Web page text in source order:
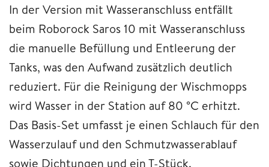
In der Version mit Wasseranschluss entfällt
beim Roborock Saros 10 mit Wasseranschluss
die manuelle Befüllung und Entleerung der
Tanks, was den Aufwand zusätzlich deutlich
reduziert. Für die Reinigung der Wischmopps
wird Wasser in der Station auf 80 °C erhitzt.
Das Basis-Set umfasst je einen Schlauch für den
Wasserzulauf und den Schmutzwasserablauf
sowie Dichtungen und ein T-Stück.